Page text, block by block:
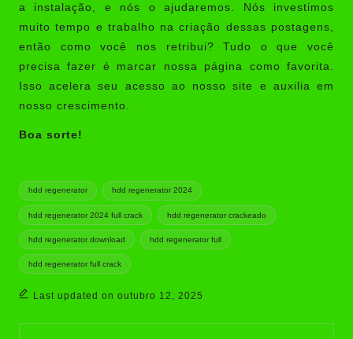
a instalação, e nós o ajudaremos. Nós investimos
muito tempo e trabalho na criação dessas postagens,
então como você nos retribui? Tudo o que você
precisa fazer é marcar nossa página como favorita.
Isso acelera seu acesso ao nosso site e auxilia em
nosso crescimento.
Boa sorte!
Tags:
hdd regenerator hdd regenerator 2024
hdd regenerator 2024 full crack hdd regenerator crackeado
hdd regenerator download hdd regenerator full
hdd regenerator full crack
Last updated on outubro 12, 2025